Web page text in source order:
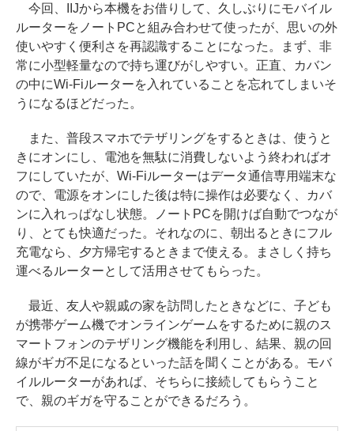
今回、IIJから本機をお借りして、久しぶりにモバイル
ルーターをノートPCと組み合わせて使ったが、思いの外
使いやすく便利さを再認識することになった。まず、非
常に小型軽量なので持ち運びがしやすい。正直、カバン
の中にWi-Fiルーターを入れていることを忘れてしまいそ
うになるほどだった。
また、普段スマホでテザリングをするときは、使うと
きにオンにし、電池を無駄に消費しないよう終わればオ
フにしていたが、Wi-Fiルーターはデータ通信専用端末な
ので、電源をオンにした後は特に操作は必要なく、カバ
ンに入れっぱなし状態。ノートPCを開けば自動でつなが
り、とても快適だった。それなのに、朝出るときにフル
充電なら、夕方帰宅するときまで使える。まさしく持ち
運べるルーターとして活用させてもらった。
最近、友人や親戚の家を訪問したときなどに、子ども
が携帯ゲーム機でオンラインゲームをするために親のス
マートフォンのテザリング機能を利用し、結果、親の回
線がギガ不足になるといった話を聞くことがある。モバ
イルルーターがあれば、そちらに接続してもらうこと
で、親のギガを守ることができるだろう。